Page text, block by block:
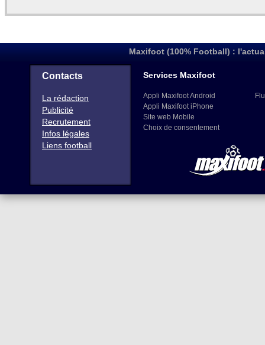
Maxifoot (100% Football) :
Contacts
La rédaction
Publicité
Recrutement
Infos légales
Liens football
Services Maxifoot
Appli Maxifoot Android
Appli Maxifoot iPhone
Site web Mobile
Choix de consentement